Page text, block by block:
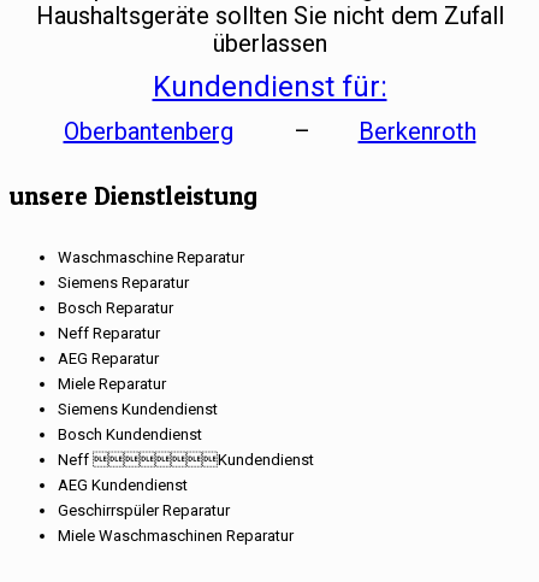
Haushaltsgeräte sollten Sie nicht dem Zufall
überlassen
Kundendienst für:
Oberbantenberg – Berkenroth
unsere Dienstleistung
Waschmaschine Reparatur
Siemens Reparatur
Bosch Reparatur
Neff Reparatur
AEG Reparatur
Miele Reparatur
Siemens Kundendienst
Bosch Kundendienst
Neff Kundendienst
AEG Kundendienst
Geschirrspüler Reparatur
Miele Waschmaschinen Reparatur